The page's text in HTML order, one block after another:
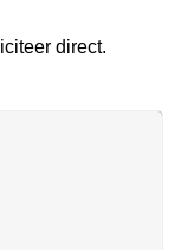
direct.